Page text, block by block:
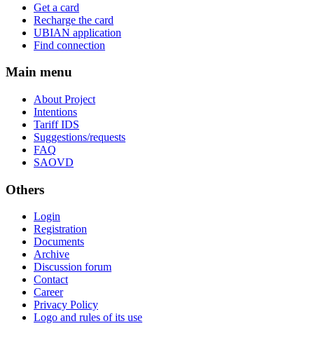
Get a card
Recharge the card
UBIAN application
Find connection
Main menu
About Project
Intentions
Tariff IDS
Suggestions/requests
FAQ
SAOVD
Others
Login
Registration
Documents
Archive
Discussion forum
Contact
Career
Privacy Policy
Logo and rules of its use